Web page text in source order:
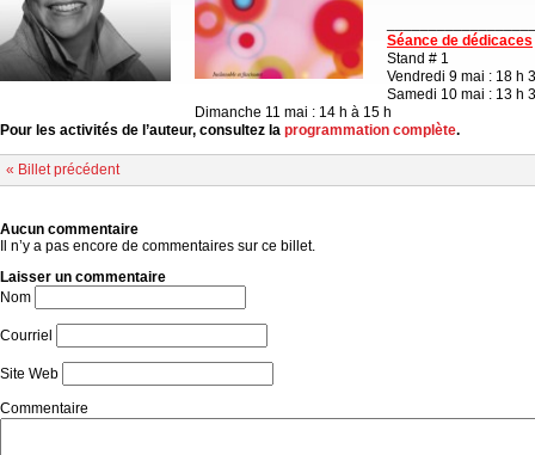
Séance de dédicaces
Stand # 1
Vendredi 9 mai : 18 h
Samedi 10 mai : 13 h
Dimanche 11 mai : 14 h à 15 h
Pour les activités de l’auteur, consultez la programmation complète.
« Billet précédent
Aucun commentaire
Il n’y a pas encore de commentaires sur ce billet.
Laisser un commentaire
Nom
Courriel
Site Web
Commentaire